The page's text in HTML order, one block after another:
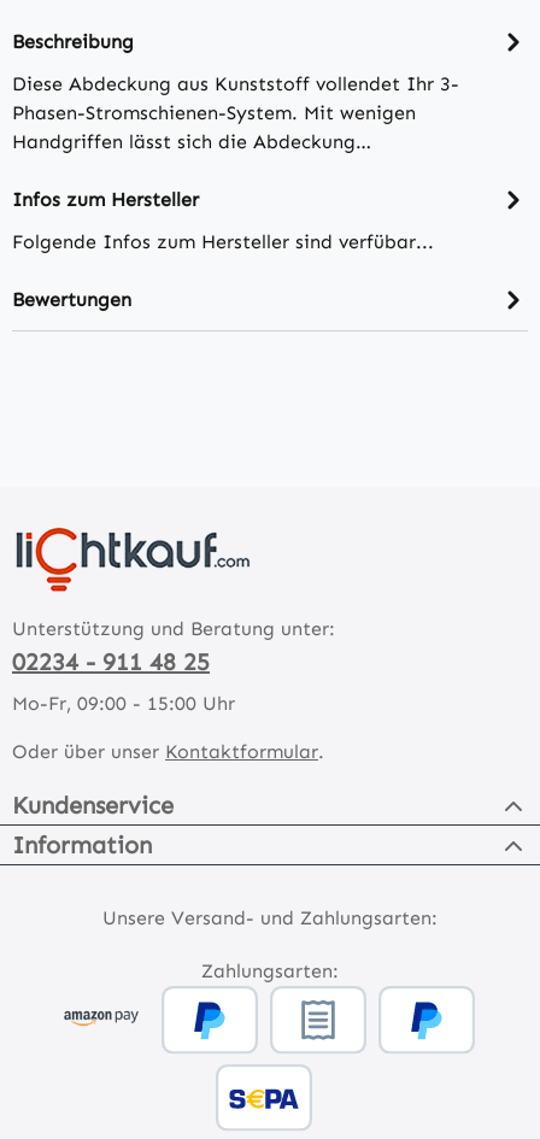
Beschreibung
Diese Abdeckung aus Kunststoff vollendet Ihr 3-
Phasen-Stromschienen-System. Mit wenigen
Handgriffen lässt sich die Abdeckung…
Infos zum Hersteller
Folgende Infos zum Hersteller sind verfübar...
Bewertungen
Unterstützung und Beratung unter:
02234 - 911 48 25
Mo-Fr, 09:00 - 15:00 Uhr
Oder über unser Kontaktformular.
Kundenservice
Information
Unsere Versand- und Zahlungsarten:
Zahlungsarten: